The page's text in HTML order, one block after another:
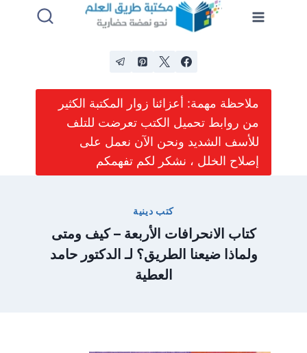
ملاحظة مهمة: أعزائنا زوار المكتبة الكثير
من روابط تحميل الكتب تعرضت للتلف
للأسف الشديد ونحن الآن نعمل على
إصلاح الخلل ، نشكر لكم تفهمكم
كتب دينية
كتاب الانحرافات الأربعة – كيف ومتى
ولماذا ضيعنا الطريق؟ لـ الدكتور حامد
العطية